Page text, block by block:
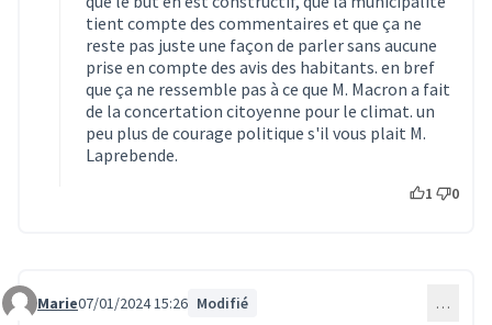
tient compte des commentaires et que ça ne
reste pas juste une façon de parler sans aucune
prise en compte des avis des habitants. en bref
que ça ne ressemble pas à ce que M. Macron a fait
de la concertation citoyenne pour le climat. un
peu plus de courage politique s'il vous plait M.
Laprebende.
1 0
Commentaire 314
Marie07/01/2024 15:26 Modifié …